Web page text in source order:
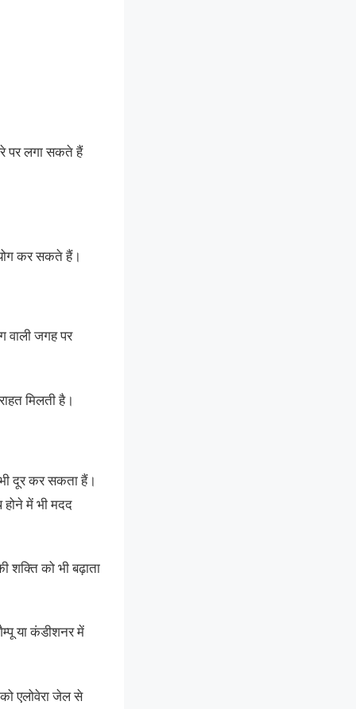
पर लगा सकते हैं
कर सकते हैं।
वाली जगह पर
मिलती है।
दूर कर सकता हैं।
में भी मदद
शक्ति को भी बढ़ाता
या कंडीशनर में
एलोवेरा जेल से